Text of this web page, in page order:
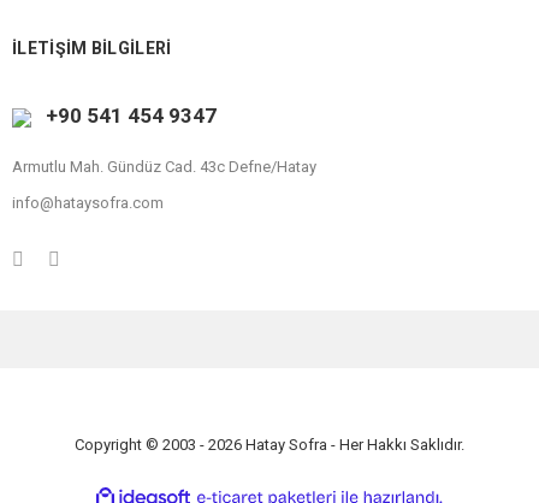
İLETİŞİM BİLGİLERİ
+90 541 454 9347
Armutlu Mah. Gündüz Cad. 43c Defne/Hatay
info@hataysofra.com
Copyright © 2003 - 2026 Hatay Sofra - Her Hakkı Saklıdır.
ideasoft e-